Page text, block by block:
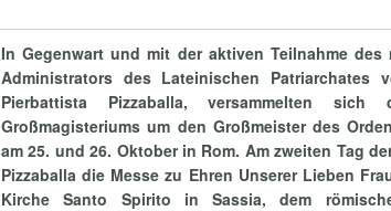
In Gegenwart und mit der aktiven Teilnahme des
Administrators des Lateinischen Patriarchates
Pierbattista Pizzaballa, versammelten
Großmagisteriums um den Großmeister des
am 25. und 26. Oktober in Rom. Am zweiten Tag
Pizzaballa die Messe zu Ehren Unserer Lieben
Kirche Santo Spirito in Sassia, dem